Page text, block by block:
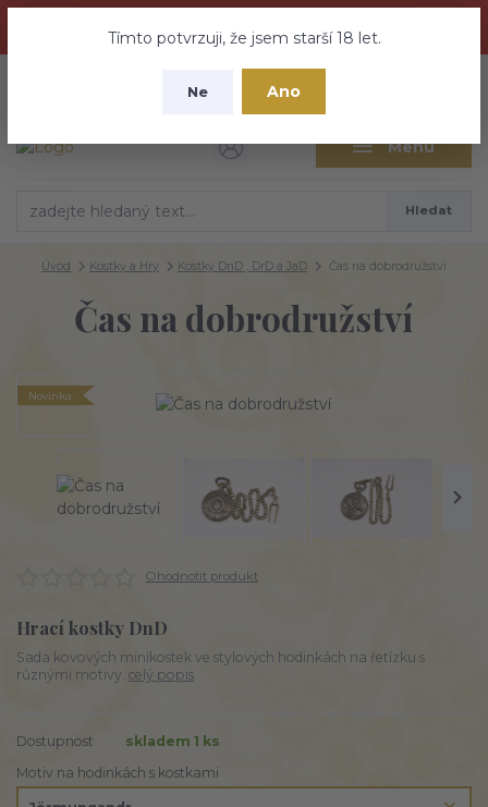
nebuďte vyděšeni zde najdete vše a ještě mnohem víc
Tímto potvrzuji, že jsem starší 18 let.
Ne Ano
Menu
CZK
Hledat
Úvod Kostky a Hry Kostky DnD , DrD a JaD Čas na dobrodružství
Čas na dobrodružství
Novinka
Ohodnotit produkt
Hrací kostky DnD
Sada kovových minikostek ve stylových hodinkách na řetízku s
různými motivy. celý popis
Dostupnost
skladem 1 ks
Motiv na hodinkách s kostkami